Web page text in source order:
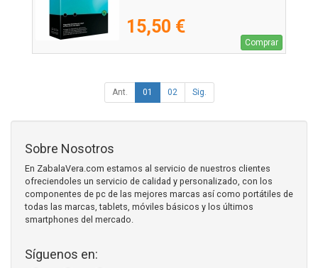
15,50 €
Comprar
Ant. 01 02 Sig.
Sobre Nosotros
En ZabalaVera.com estamos al servicio de nuestros clientes
ofreciendoles un servicio de calidad y personalizado, con los
componentes de pc de las mejores marcas así como portátiles de
todas las marcas, tablets, móviles básicos y los últimos
smartphones del mercado.
Síguenos en: